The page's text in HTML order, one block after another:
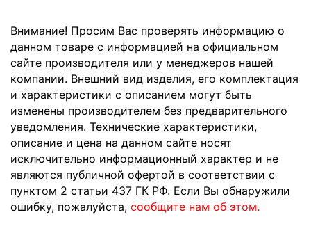
Внимание! Просим Вас проверять информацию о
данном товаре с информацией на официальном
сайте производителя или у менеджеров нашей
компании. Внешний вид изделия, его комплектация
и характеристики с описанием могут быть
изменены производителем без предварительного
уведомления. Технические характеристики,
описание и цена на данном сайте носят
исключительно информационный характер и не
являются публичной офертой в соответствии с
пунктом 2 статьи 437 ГК РФ. Если Вы обнаружили
ошибку, пожалуйста, сообщите нам об этом.